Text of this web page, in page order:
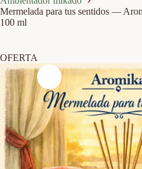
Mermelada para tus sentidos —
100 ml
OFERTA